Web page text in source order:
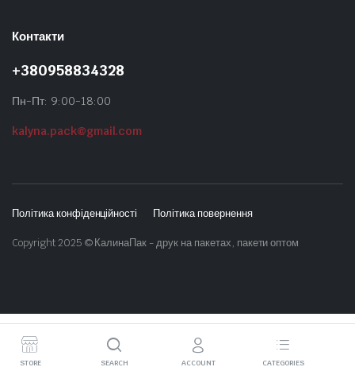
Контакти
+380958834328
Пн-Пт: 9:00-18:00
kalyna.pack@gmail.com
Політика конфіденційності Політика повернення
Copyright 2025 © КалинаПак - друк на пакетах, пакети оптом
STORE SEARCH ACCOUNT CATEGORIES